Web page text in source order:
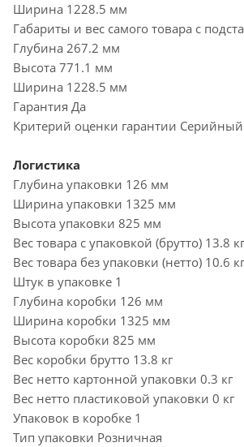
Ширина 1228.5 мм
Габариты и вес самого товара с
Глубина 267.2 мм
Высота 771.1 мм
Ширина 1228.5 мм
Гарантия Да
Критерий оценки гарантии
Логистика
Глубина упаковки 126 мм
Ширина упаковки 1325 мм
Высота упаковки 825 мм
Вес товара с упаковкой (брутто) 13.8 кг
Вес товара без упаковки (нетто) 10.6 кг
Штук в упаковке 1
Глубина коробки 126 мм
Ширина коробки 1325 мм
Высота коробки 825 мм
Вес коробки брутто 13.8 кг
Вес нетто картонной упаковки 0.3 кг
Вес нетто пластиковой упаковки 0 кг
Упаковок в коробке 1
Тип упаковки Розничная